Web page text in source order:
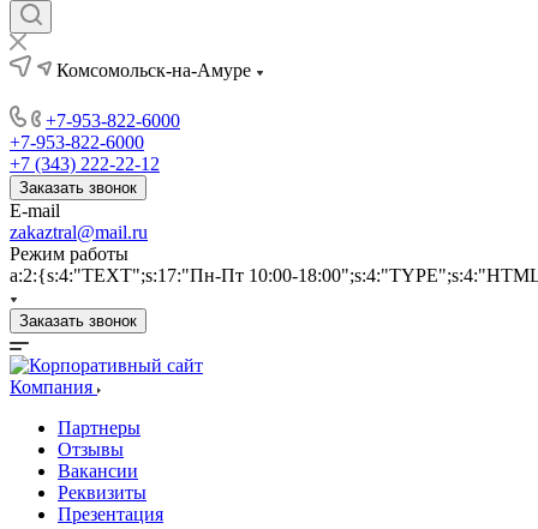
Комсомольск-на-Амуре
+7-953-822-6000
+7-953-822-6000
+7 (343) 222-22-12
Заказать звонок
E-mail
zakaztral@mail.ru
Режим работы
a:2:{s:4:"TEXT";s:17:"Пн-Пт 10:00-
Заказать звонок
Компания
Партнеры
Отзывы
Вакансии
Реквизиты
Презентация